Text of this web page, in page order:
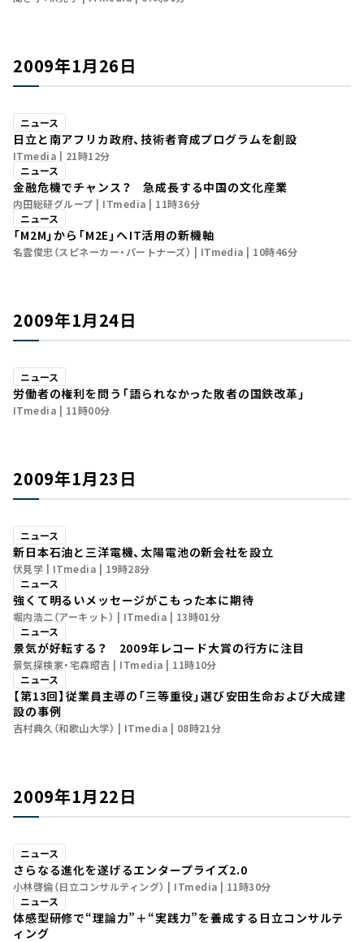
2009年1月26日
ニュース
日立と南アフリカ政府、技術者育成プログラムを創設
ITmedia
21時12分
ニュース
金融危機でチャンス？ 急成長する中国の文化産業
内田総研グループ ITmedia
11時36分
ニュース
「M2M」から「M2E」へ――IT活用の新機軸
名雲俊忠（スピネーカー・パートナーズ） ITmedia 10時46分
2009年1月24日
ニュース
労働者の権利を問う――「語られなかった敗者の国鉄改革」
ITmedia 11時00分
2009年1月23日
ニュース
新日本石油と三洋電機、太陽電池の新会社を設立
伏見学 ITmedia
19時28分
ニュース
強くて明るいメッセージがこもった本に期待
堀内浩二（アーキット） ITmedia
13時01分
ニュース
景気が好転する？ 2009年レコード大賞の行方に注目
景気探検家・宅森昭吉 ITmedia
11時10分
ニュース
【第13回】従業員主導の「三等重役」選び――安田生命および大成建
設の事例
吉村典久（和歌山大学） ITmedia 08時21分
2009年1月22日
ニュース
さらなる進化を遂げるエンタープライズ2.0
小林啓倫（日立コンサルティング） ITmedia
11時30分
ニュース
体感型研修で“理論力”＋“実践力”を養成する――日立コンサルテ
ィング